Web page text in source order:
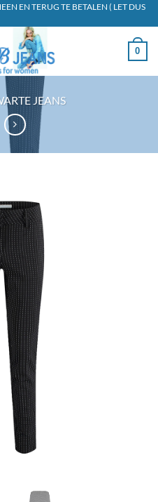
EN TERUG TE BETALEN ( LET DUS
0
JEANS